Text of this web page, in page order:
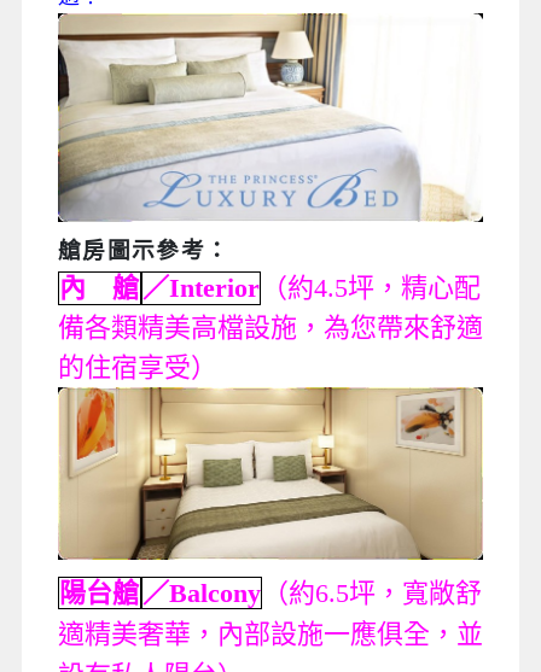
艙房圖示參考 ：
內 艙／Interior （約4.5坪，精心配
備各類精美高檔設施，為您帶來舒適
的住宿享受）
陽台艙 ／Balcony （約6.5坪，寬敞舒
適精美奢華，內部設施一應俱全，並